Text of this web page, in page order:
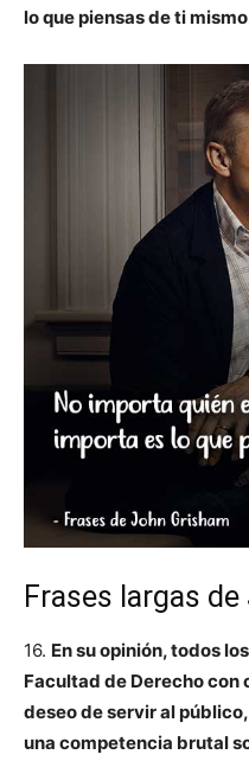
lo que piensas de ti
Frases largas
16. En su opinión, todos
Facultad de Derecho
deseo de servir al
una competencia brutal